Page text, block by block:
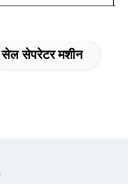
सेल सेपरेटर मशीन